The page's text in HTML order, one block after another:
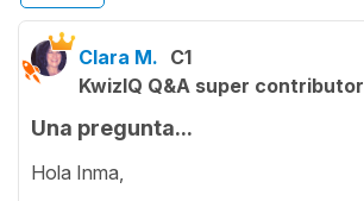
Clara M. C1
KwizIQ Q&A super contributor
Una pregunta...
Hola Inma,